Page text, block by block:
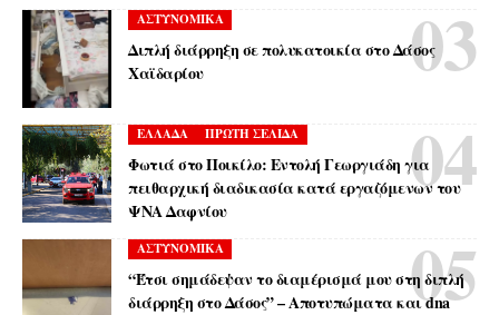
ΑΣΤΥΝΟΜΙΚΑ
Διπλή διάρρηξη σε πολυκατοικία στο Δάσος
Χαϊδαρίου
ΕΛΛΑΔΑ ΠΡΩΤΗ ΣΕΛΙΔΑ
Φωτιά στο Ποικίλο: Εντολή Γεωργιάδη για
πειθαρχική διαδικασία κατά εργαζόμενων του
ΨΝΑ Δαφνίου
ΑΣΤΥΝΟΜΙΚΑ
“Έτσι σημάδεψαν το διαμέρισμά μου στη διπλή
διάρρηξη στο Δάσος” – Αποτυπώματα και dna